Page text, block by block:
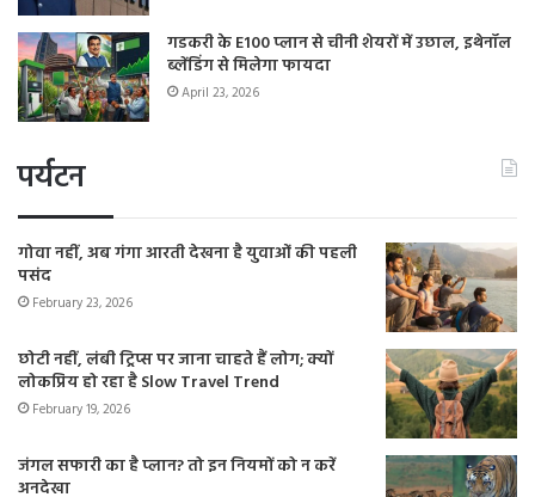
गडकरी के E100 प्लान से चीनी शेयरों में उछाल, इथेनॉल
ब्लेंडिंग से मिलेगा फायदा
April 23, 2026
पर्यटन
गोवा नहीं, अब गंगा आरती देखना है युवाओं की पहली
पसंद
February 23, 2026
छोटी नहीं, लंबी ट्रिप्स पर जाना चाहते हैं लोग; क्यों
लोकप्रिय हो रहा है Slow Travel Trend
February 19, 2026
जंगल सफारी का है प्लान? तो इन नियमों को न करें
अनदेखा